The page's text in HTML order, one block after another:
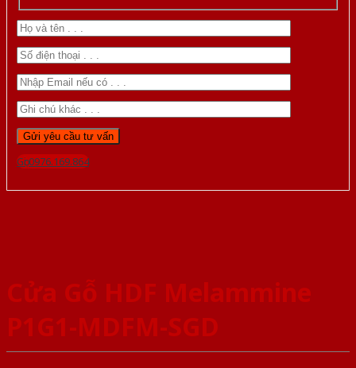
Gọi 0976.169.864
Cửa Gỗ HDF Melammine
P1G1-MDFM-SGD